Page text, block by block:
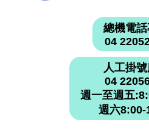
總機電
04
人工掛
04
週一至週五
週六8:00-